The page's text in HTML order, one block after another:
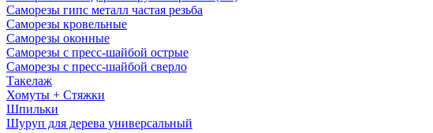
Саморезы гипс металл частая резьба
Саморезы кровельные
Саморезы оконные
Саморезы с пресс-шайбой острые
Саморезы с пресс-шайбой сверло
Такелаж
Хомуты + Стяжки
Шпильки
Шуруп для дерева универсальный